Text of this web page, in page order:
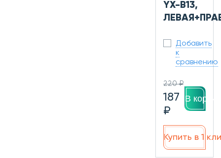
YX-B13,
Добавить
к
сравнению
220 ₽
187
₽
В
Купить в 1